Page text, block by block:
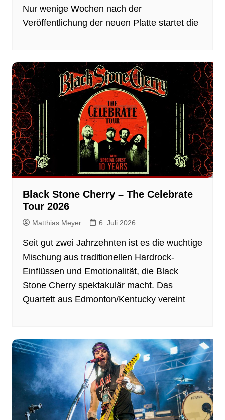
Nur wenige Wochen nach der
Veröffentlichung der neuen Platte startet die
Black Stone Cherry – The Celebrate
Tour 2026
Matthias Meyer 6. Juli 2026
Seit gut zwei Jahrzehnten ist es die wuchtige
Mischung aus traditionellen Hardrock-
Einflüssen und Emotionalität, die Black
Stone Cherry spektakulär macht. Das
Quartett aus Edmonton/Kentucky vereint